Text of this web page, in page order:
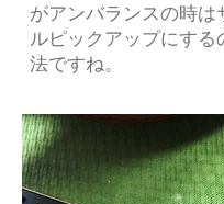
がアンバランスの時は
ルピックアップにする
法ですね。